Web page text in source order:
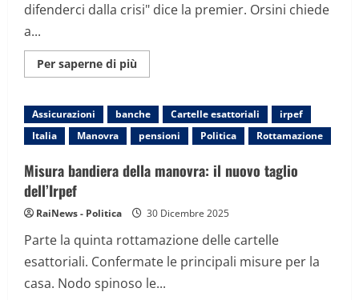
difenderci dalla crisi" dice la premier. Orsini chiede
a...
Per saperne di più
informazioni
e
il
confronto
con
su
crescita,
Assicurazioni banche Cartelle esattoriali
irpef
Italia
Manovra pensioni Politica Rottamazione
Misura bandiera della manovra: il nuovo taglio
dell’Irpef
RaiNews - Politica 30 Dicembre 2025
Parte la quinta rottamazione delle cartelle
esattoriali. Confermate le principali misure per la
casa. Nodo spinoso le...